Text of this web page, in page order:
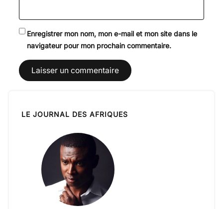
Enregistrer mon nom, mon e-mail et mon site dans le
navigateur pour mon prochain commentaire.
LE JOURNAL DES AFRIQUES